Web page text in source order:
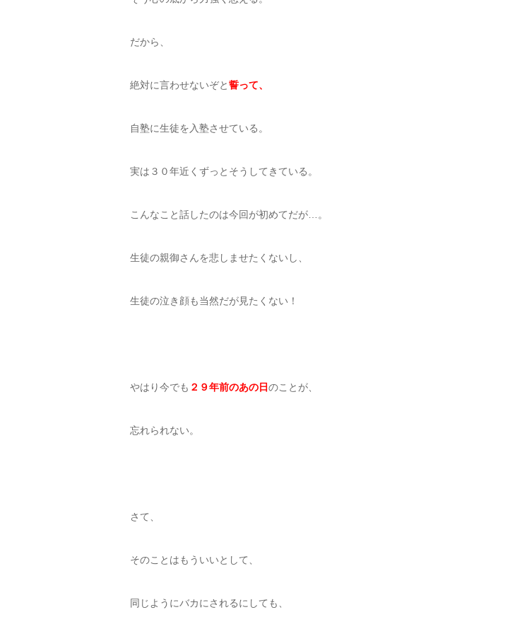
だから、
絶対に言わせないぞと誓って、
自塾に生徒を入塾させている。
実は３０年近くずっとそうしてきている。
こんなこと話したのは今回が初めてだが…。
生徒の親御さんを悲しませたくないし、
生徒の泣き顔も当然だが見たくない！
やはり今でも ２９年前のあの日のことが、
忘れられない。
さて、
そのことはもういいとして、
同じようにバカにされるにしても、